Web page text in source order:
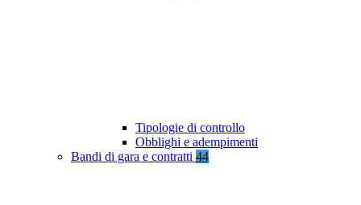
Tipologie di controllo
Obblighi e adempimenti
Bandi di gara e contratti 44